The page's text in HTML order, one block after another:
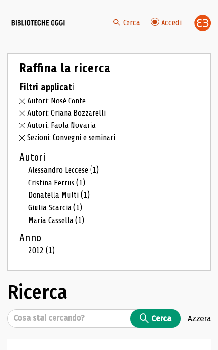
Cerca Accedi
Raffina la ricerca
Filtri applicati
Autori: Mosé Conte
Autori: Oriana Bozzarelli
Autori: Paola Novaria
Sezioni: Convegni e seminari
Autori
Alessandro Leccese(1)
Cristina Ferrus(1)
Donatella Mutti(1)
Giulia Scarcia(1)
Maria Cassella(1)
Anno
2012(1)
Ricerca
Cerca Cerca Azzera